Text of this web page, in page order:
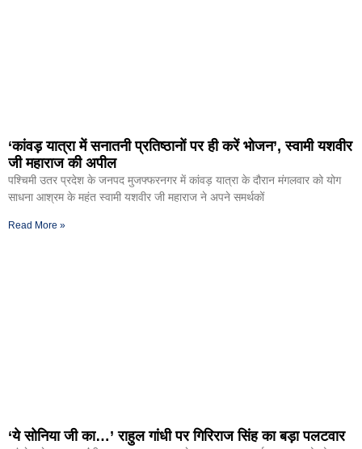
‘कांवड़ यात्रा में सनातनी प्रतिष्ठानों पर ही करें भोजन’, स्वामी यशवीर
जी महाराज की अपील
पश्चिमी उतर प्रदेश के जनपद मुजफ्फरनगर में कांवड़ यात्रा के दौरान मंगलवार को योग
साधना आश्रम के महंत स्वामी यशवीर जी महाराज ने अपने समर्थकों
Read More »
‘ये सोनिया जी का…’ राहुल गांधी पर गिरिराज सिंह का बड़ा पलटवार